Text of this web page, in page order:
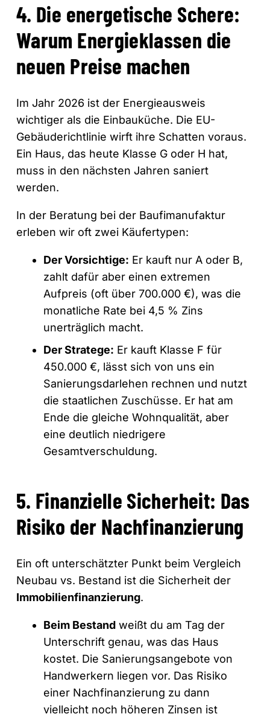
4. Die energetische Schere:
Warum Energieklassen die
neuen Preise machen
Im Jahr 2026 ist der Energieausweis
wichtiger als die Einbauküche. Die EU-
Gebäuderichtlinie wirft ihre Schatten voraus.
Ein Haus, das heute Klasse G oder H hat,
muss in den nächsten Jahren saniert
werden.
In der Beratung bei der Baufimanufaktur
erleben wir oft zwei Käufertypen:
Der Vorsichtige: Er kauft nur A oder B,
zahlt dafür aber einen extremen
Aufpreis (oft über 700.000 €), was die
monatliche Rate bei 4,5 % Zins
unerträglich macht.
Der Stratege: Er kauft Klasse F für
450.000 €, lässt sich von uns ein
Sanierungsdarlehen rechnen und nutzt
die staatlichen Zuschüsse. Er hat am
Ende die gleiche Wohnqualität, aber
eine deutlich niedrigere
Gesamtverschuldung.
5. Finanzielle Sicherheit: Das
Risiko der Nachfinanzierung
Ein oft unterschätzter Punkt beim Vergleich
Neubau vs. Bestand ist die Sicherheit der
Immobilienfinanzierung.
Beim Bestand weißt du am Tag der
Unterschrift genau, was das Haus
kostet. Die Sanierungsangebote von
Handwerkern liegen vor. Das Risiko
einer Nachfinanzierung zu dann
vielleicht noch höheren Zinsen ist